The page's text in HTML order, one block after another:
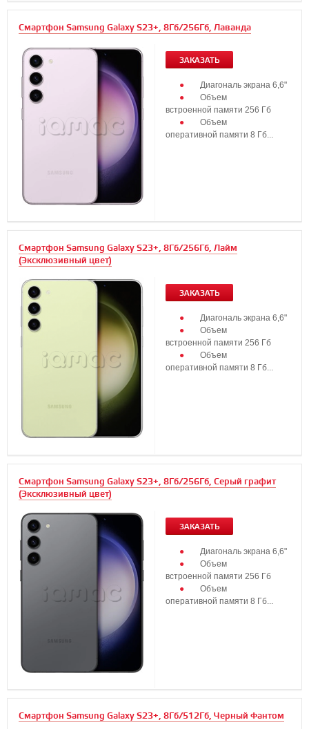
Смартфон Samsung Galaxy S23+, 8Гб/256Гб, Лаванда
ЗАКАЗАТЬ
Диагональ экрана 6,6"
Объем
встроенной памяти 256 Гб
Объем
оперативной памяти 8 Гб...
Смартфон Samsung Galaxy S23+, 8Гб/256Гб, Лайм
(Эксклюзивный цвет)
ЗАКАЗАТЬ
Диагональ экрана 6,6"
Объем
встроенной памяти 256 Гб
Объем
оперативной памяти 8 Гб...
Смартфон Samsung Galaxy S23+, 8Гб/256Гб, Серый графит
(Эксклюзивный цвет)
ЗАКАЗАТЬ
Диагональ экрана 6,6"
Объем
встроенной памяти 256 Гб
Объем
оперативной памяти 8 Гб...
Смартфон Samsung Galaxy S23+, 8Гб/512Гб, Черный Фантом